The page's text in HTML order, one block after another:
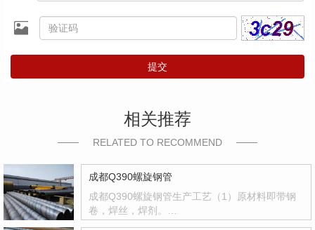
提交
相关推荐
RELATED TO RECOMMEND
成都Q390螺旋钢管
成都Q390螺旋钢管生产工艺（1）原材料即带钢
卷，焊丝，焊剂。…